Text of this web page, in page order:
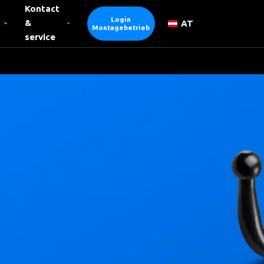
Kontact
&
service
Login
Montagebetrieb
AT